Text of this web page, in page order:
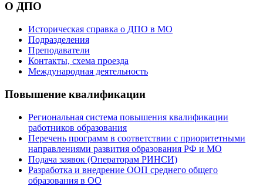
О ДПО
Историческая справка о ДПО в МО
Подразделения
Преподаватели
Контакты, схема проезда
Международная деятельность
Повышение квалификации
Региональная система повышения квалификации
работников образования
Перечень программ в соответствии с приоритетными
направлениями развития образования РФ и МО
Подача заявок (Операторам РИНСИ)
Разработка и внедрение ООП среднего общего
образования в ОО